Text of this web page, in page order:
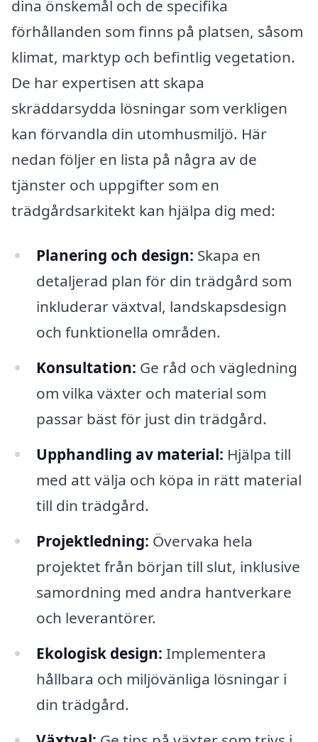
dina önskemål och de specifika
förhållanden som finns på platsen, såsom
klimat, marktyp och befintlig vegetation.
De har expertisen att skapa
skräddarsydda lösningar som verkligen
kan förvandla din utomhusmiljö. Här
nedan följer en lista på några av de
tjänster och uppgifter som en
trädgårdsarkitekt kan hjälpa dig med:
Planering och design: Skapa en
detaljerad plan för din trädgård som
inkluderar växtval, landskapsdesign
och funktionella områden.
Konsultation: Ge råd och vägledning
om vilka växter och material som
passar bäst för just din trädgård.
Upphandling av material: Hjälpa till
med att välja och köpa in rätt material
till din trädgård.
Projektledning: Övervaka hela
projektet från början till slut, inklusive
samordning med andra hantverkare
och leverantörer.
Ekologisk design: Implementera
hållbara och miljövänliga lösningar i
din trädgård.